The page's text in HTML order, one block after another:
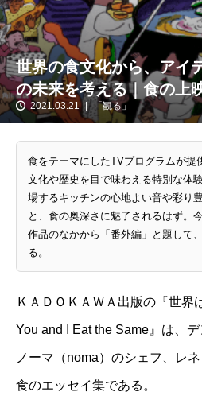
世界の食文化から、アイ
の未来を考える｜食の上
2021.03.21 「観る」
食をテーマにしたTVプログラムが提
文化や歴史を目で味わえる特別な体
場するキッチンの心地よい音や彩り
と、食の奥深さに魅了されるはず。
作品のなかから「番外編」と題して
る。
ＫＡＤＯＫＡＷＡ出版の『世界
You and I Eat the Same』 は、
ノーマ（noma）のシェフ、レ
食のエッセイ集である。